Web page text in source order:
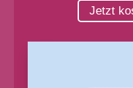
Jetzt